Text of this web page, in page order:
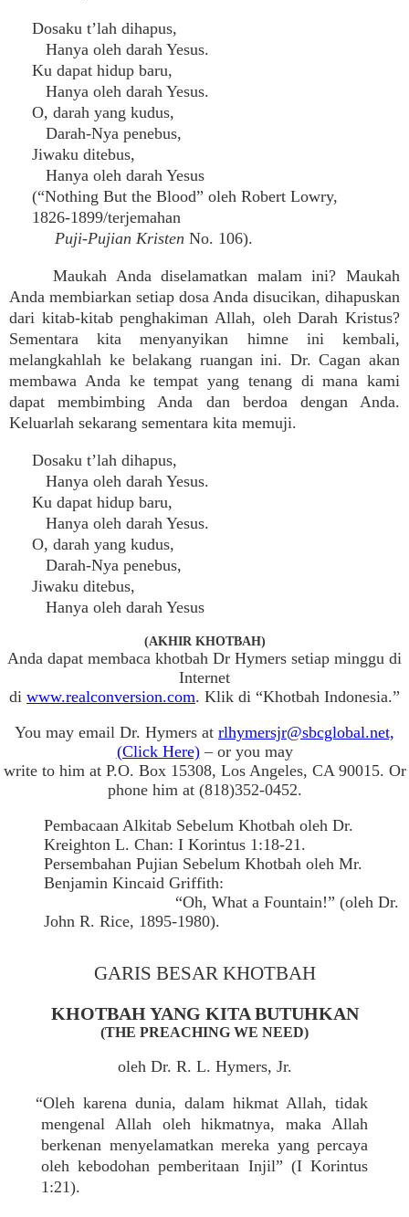
Dosaku t’lah dihapus,
Hanya oleh darah Yesus.
Ku dapat hidup baru,
Hanya oleh darah Yesus.
O, darah yang kudus,
Darah-Nya penebus,
Jiwaku ditebus,
Hanya oleh darah Yesus
(“Nothing But the Blood” oleh Robert Lowry,
1826-1899/terjemahan
Puji-Pujian Kristen No. 106).
Maukah Anda diselamatkan malam ini? Maukah
Anda membiarkan setiap dosa Anda disucikan, dihapuskan
dari kitab-kitab penghakiman Allah, oleh Darah Kristus?
Sementara kita menyanyikan himne ini kembali,
melangkahlah ke belakang ruangan ini. Dr. Cagan akan
membawa Anda ke tempat yang tenang di mana kami
dapat membimbing Anda dan berdoa dengan Anda.
Keluarlah sekarang sementara kita memuji.
Dosaku t’lah dihapus,
Hanya oleh darah Yesus.
Ku dapat hidup baru,
Hanya oleh darah Yesus.
O, darah yang kudus,
Darah-Nya penebus,
Jiwaku ditebus,
Hanya oleh darah Yesus
(AKHIR KHOTBAH)
Anda dapat membaca khotbah Dr Hymers setiap minggu di
Internet
di www.realconversion.com. Klik di “Khotbah Indonesia.”
You may email Dr. Hymers at rlhymersjr@sbcglobal.net,
(Click Here)– or you may
write to him at P.O. Box 15308, Los Angeles, CA 90015. Or
phone him at (818)352-0452.
Pembacaan Alkitab Sebelum Khotbah oleh Dr.
Kreighton L. Chan: I Korintus 1:18-21.
Persembahan Pujian Sebelum Khotbah oleh Mr.
Benjamin Kincaid Griffith:
“Oh, What a Fountain!” (oleh Dr.
John R. Rice, 1895-1980).
GARIS BESAR KHOTBAH
KHOTBAH YANG KITA BUTUHKAN
(THE PREACHING WE NEED)
oleh Dr. R. L. Hymers, Jr.
“Oleh karena dunia, dalam hikmat Allah, tidak
mengenal Allah oleh hikmatnya, maka Allah
berkenan menyelamatkan mereka yang percaya
oleh kebodohan pemberitaan Injil” (I Korintus
1:21).